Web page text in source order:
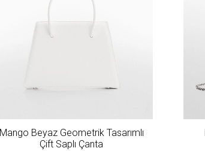
Mango Beyaz Geometrik Tasarımlı
Çift Saplı Çanta